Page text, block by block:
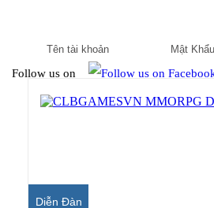
Follow us on
Diễn Đàn